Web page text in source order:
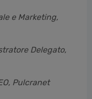
e Marketing,
Delegato,
Pulcranet